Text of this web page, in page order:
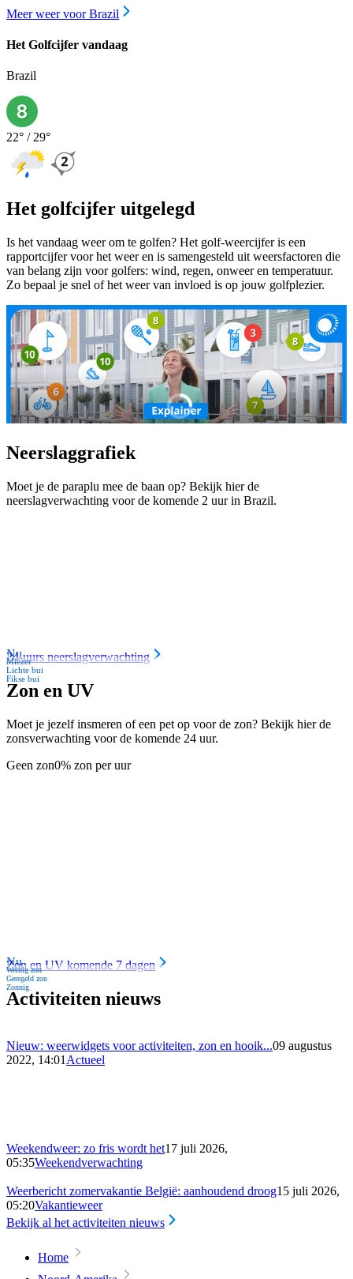
Meer weer voor Brazil
Het Golfcijfer vandaag
Brazil
22° / 29°
Het golfcijfer uitgelegd
Is het vandaag weer om te golfen? Het golf-weercijfer is een
rapportcijfer voor het weer en is samengesteld uit weersfactoren die
van belang zijn voor golfers: wind, regen, onweer en temperatuur.
Zo bepaal je snel of het weer van invloed is op jouw golfplezier.
Neerslaggrafiek
Moet je de paraplu mee de baan op? Bekijk hier de
neerslagverwachting voor de komende 2 uur in Brazil.
Nu
Miezer
Lichte bui
Fikse bui
24-uurs neerslagverwachting
Zon en UV
Moet je jezelf insmeren of een pet op voor de zon? Bekijk hier de
zonsverwachting voor de komende 24 uur.
Geen zon0% zon per uur
Nu
Weinig zon
Geregeld zon
Zonnig
Zon en UV komende 7 dagen
Activiteiten nieuws
Nieuw: weerwidgets voor activiteiten, zon en hooik...09 augustus
2022, 14:01Actueel
Weekendweer: zo fris wordt het17 juli 2026,
05:35Weekendverwachting
Weerbericht zomervakantie België: aanhoudend droog15 juli 2026,
05:20Vakantieweer
Bekijk al het activiteiten nieuws
Home